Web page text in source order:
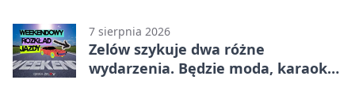
7 sierpnia 2026
Zelów szykuje dwa różne
wydarzenia. Będzie moda, karaoke